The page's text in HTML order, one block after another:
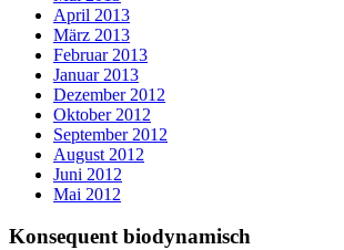
April 2013
März 2013
Februar 2013
Januar 2013
Dezember 2012
Oktober 2012
September 2012
August 2012
Juni 2012
Mai 2012
Konsequent biodynamisch